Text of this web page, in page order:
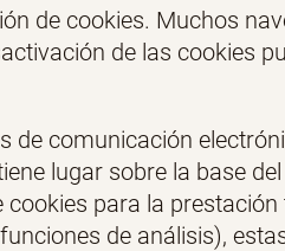
de cookies. Muchos
de las cookies
de comunicación
lugar sobre la base
para la
de análisis),